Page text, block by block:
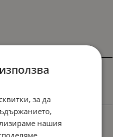
за да
нашия